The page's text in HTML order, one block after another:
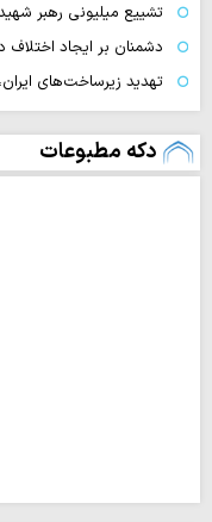
تشییع میلیونی رهبر
دشمنان بر ایجاد
تهدید زیرساخت‌های
دکه مطبوعات